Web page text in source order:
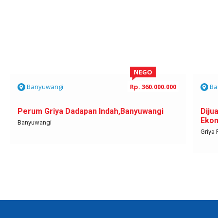
Banyuwangi Rp. 360.000.000
NEGO
Perum Griya Dadapan Indah,Banyuwangi
Banyuwangi
Griya